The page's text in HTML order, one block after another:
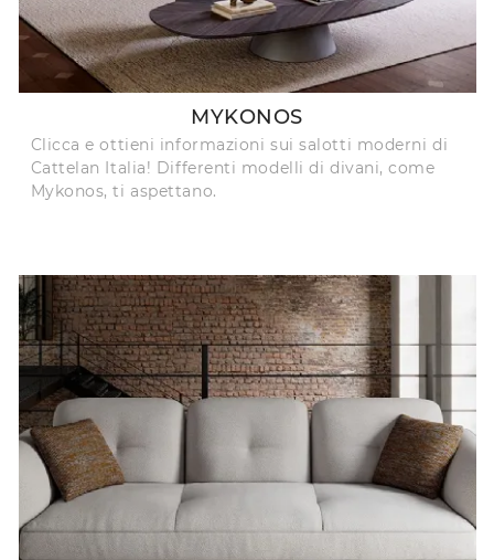
MYKONOS
Clicca e ottieni informazioni sui salotti moderni di
Cattelan Italia! Differenti modelli di divani, come
Mykonos, ti aspettano.